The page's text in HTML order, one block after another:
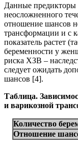
Данные предикторы
неосложненного
отношение шансов
трансформации и с
показатель растет
беременности у
риска ХЗВ –
следует ожидать
шансов [4].
Таблица.
и варикозной
Количество
Отношение